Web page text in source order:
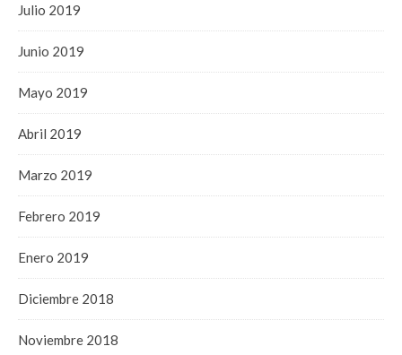
Julio 2019
Junio 2019
Mayo 2019
Abril 2019
Marzo 2019
Febrero 2019
Enero 2019
Diciembre 2018
Noviembre 2018